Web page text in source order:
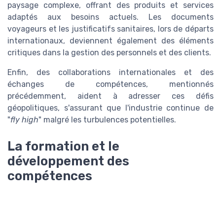
paysage complexe, offrant des produits et services
adaptés aux besoins actuels. Les documents
voyageurs et les justificatifs sanitaires, lors de départs
internationaux, deviennent également des éléments
critiques dans la gestion des personnels et des clients.
Enfin, des collaborations internationales et des
échanges de compétences, mentionnés
précédemment, aident à adresser ces défis
géopolitiques, s'assurant que l'industrie continue de
"fly high" malgré les turbulences potentielles.
La formation et le
développement des
compétences